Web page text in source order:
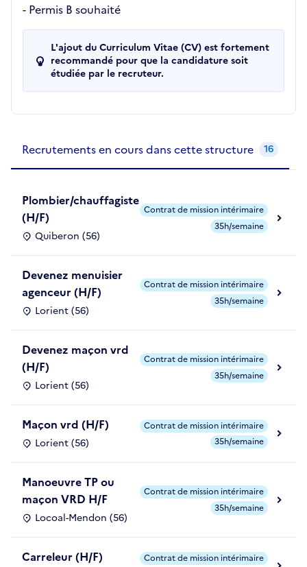
- Permis B souhaité
L'ajout du Curriculum Vitae (CV) est fortement
recommandé pour que la candidature soit
étudiée par le recruteur.
Recrutements en cours dans cette structure 16
Plombier/chauffagiste
(H/F)
Quiberon (56)
Contrat de mission intérimaire
35h/semaine
Devenez menuisier
agenceur (H/F)
Lorient (56)
Contrat de mission intérimaire
35h/semaine
Devenez maçon vrd
(H/F)
Lorient (56)
Contrat de mission intérimaire
35h/semaine
Maçon vrd (H/F)
Lorient (56)
Contrat de mission intérimaire
35h/semaine
Manoeuvre TP ou
maçon VRD H/F
Locoal-Mendon (56)
Contrat de mission intérimaire
35h/semaine
Carreleur (H/F)
Contrat de mission intérimaire